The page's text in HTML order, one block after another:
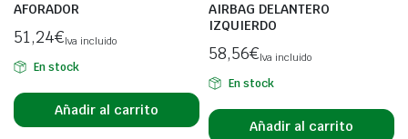
AFORADOR
51,24€Iva incluido
En stock
Añadir al carrito
AIRBAG DELANTERO
IZQUIERDO
58,56€Iva incluido
En stock
Añadir al carrito